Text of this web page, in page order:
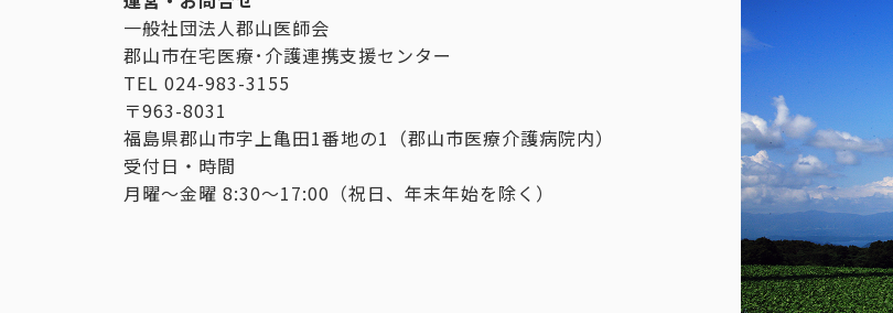
一般社団法人郡山医師会
郡山市在宅医療･介護連携支援センター
TEL 024-983-3155
〒963-8031
福島県郡山市字上亀田1番地の1（郡山市医療介護病院内）
受付日・時間
月曜～金曜 8:30～17:00（祝日、年末年始を除く）